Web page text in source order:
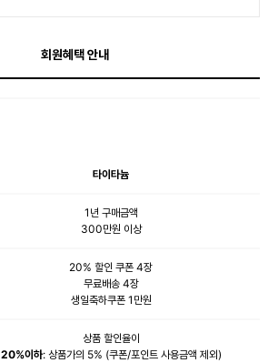
회원혜택 안내
타이타늄
1년 구매금액
300만원 이상
20% 할인 쿠폰 4장
무료배송 4장
생일축하쿠폰 1만원
상품 할인율이
20%이하: 상품가의 5% (쿠폰/포인트 사용금액 제외)